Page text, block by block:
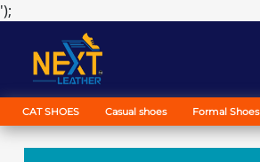
');
CAT SHOES Casual shoes Formal Shoes